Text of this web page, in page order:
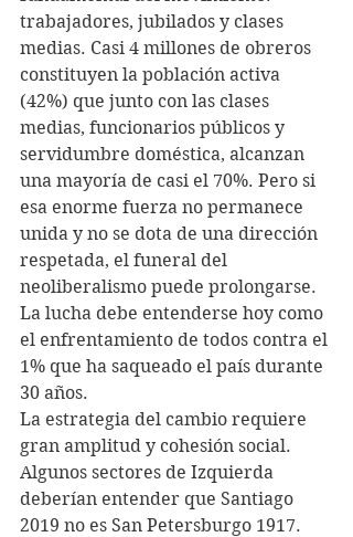
trabajadores, jubilados y clases
medias. Casi 4 millones de obreros
constituyen la población activa
(42%) que junto con las clases
medias, funcionarios públicos y
servidumbre doméstica, alcanzan
una mayoría de casi el 70%. Pero si
esa enorme fuerza no permanece
unida y no se dota de una dirección
respetada, el funeral del
neoliberalismo puede prolongarse.
La lucha debe entenderse hoy como
el enfrentamiento de todos contra el
1% que ha saqueado el país durante
30 años.
La estrategia del cambio requiere
gran amplitud y cohesión social.
Algunos sectores de Izquierda
deberían entender que Santiago
2019 no es San Petersburgo 1917.